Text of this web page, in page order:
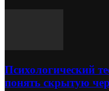
Психологический
понять скрытую